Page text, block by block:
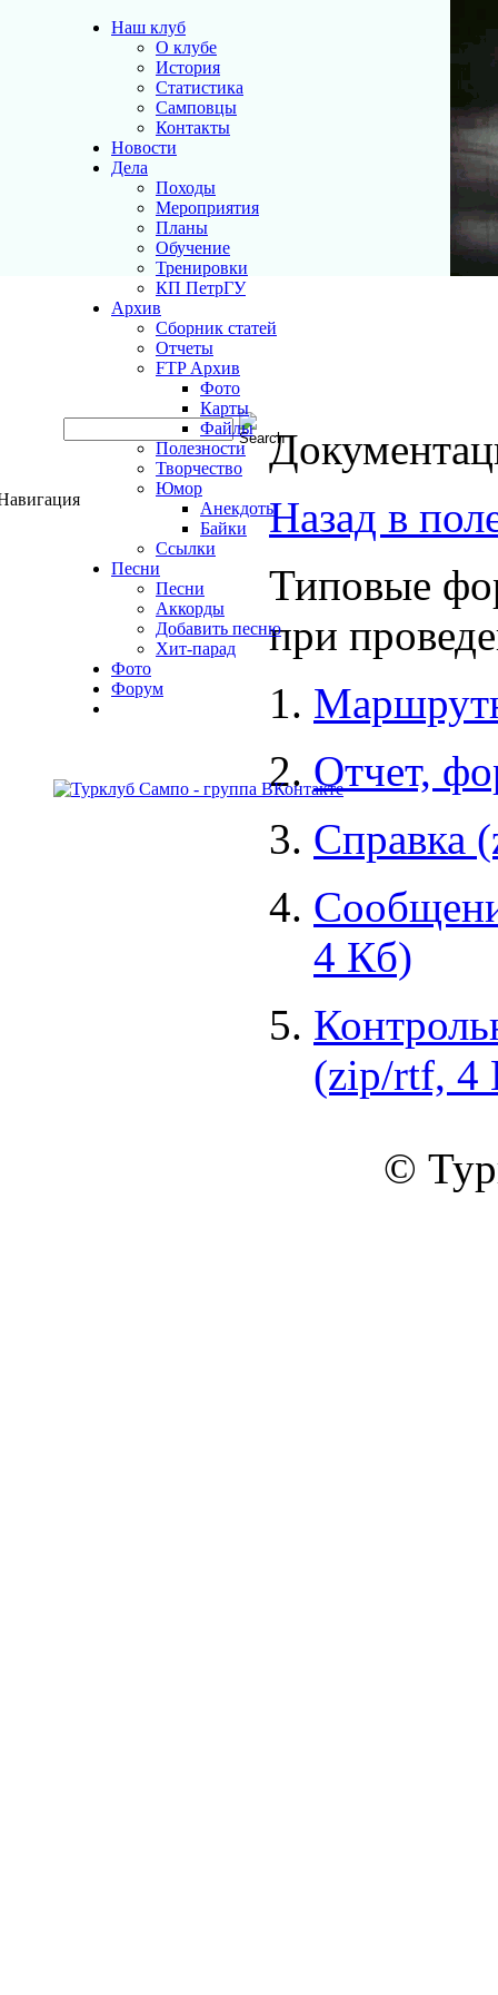
Наш клуб
О клубе
История
Статистика
Самповцы
Контакты
Новости
Дела
Походы
Мероприятия
Планы
Обучение
Тренировки
КП ПетрГУ
Архив
Сборник статей
Отчеты
FTP Архив
Фото
Карты
Файлы
Полезности
Творчество
Юмор
Анекдоты
Байки
Ссылки
Песни
Песни
Аккорды
Добавить песню
Хит-парад
Фото
Форум
Назад в
Типовые
при
Отчет,
Справка
4 Кб)
(zip/rtf, 4
©